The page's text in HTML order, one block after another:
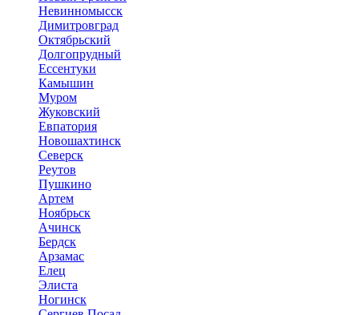
Невинномысск
Димитровград
Октябрьский
Долгопрудный
Ессентуки
Камышин
Муром
Жуковский
Евпатория
Новошахтинск
Северск
Реутов
Пушкино
Артем
Ноябрьск
Ачинск
Бердск
Арзамас
Елец
Элиста
Ногинск